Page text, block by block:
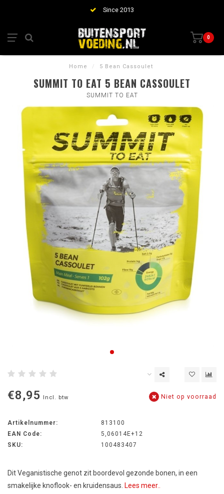
Since 2013
0
Home / 5 Bean Cassoulet
SUMMIT TO EAT 5 BEAN CASSOULET
SUMMIT TO EAT
€8,95 Incl. btw Niet op voorraad
Artikelnummer:
813100
EAN Code:
5,06014E+12
SKU:
100483407
Dit Veganistische genot zit boordevol gezonde bonen, in een
smakelijke knoflook- en kruidensaus. Lees meer..